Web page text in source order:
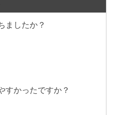
ましたか？
すかったですか？